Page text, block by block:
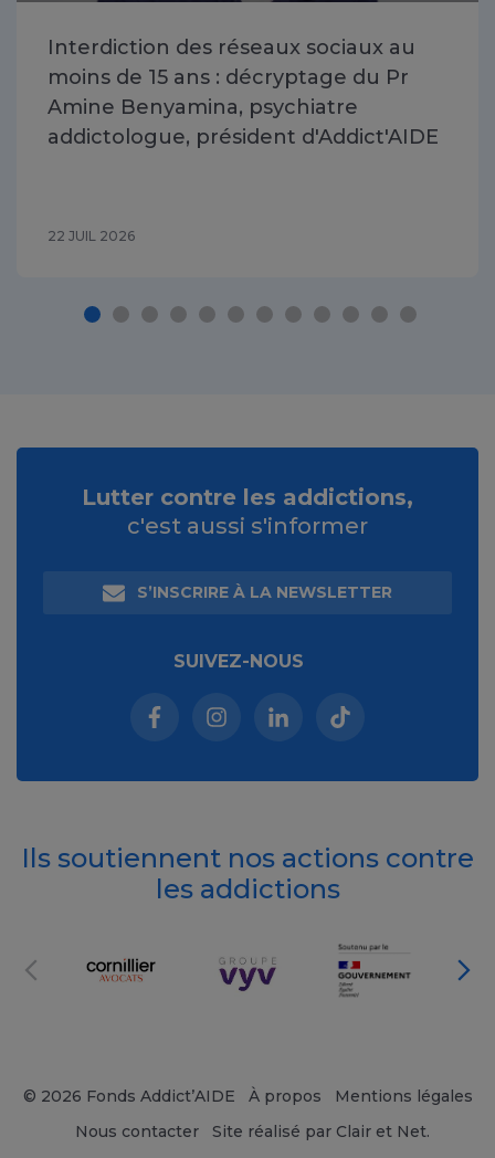
Interdiction des réseaux sociaux au
moins de 15 ans : décryptage du Pr
Amine Benyamina, psychiatre
addictologue, président d'Addict'AIDE
22 JUIL 2026
Lutter contre les addictions,
c'est aussi s'informer
S’INSCRIRE À LA NEWSLETTER
SUIVEZ-NOUS
Facebook (nouvelle fenêtre)
Instagram (nouvelle fenêtre)
Linkedin (nouvelle
Tiktok (nouvelle
Ils soutiennent nos actions contre
les addictions
© 2026 Fonds Addict’AIDE À propos
Mentions légales
Nous contacter
Site réalisé par Clair et Net.